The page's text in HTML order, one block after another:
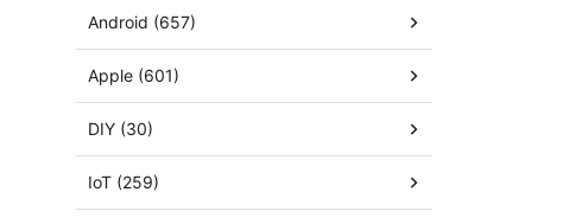
Android (657)
Apple (601)
DIY (30)
IoT (259)